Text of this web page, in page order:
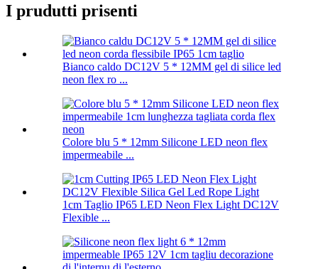
I prudutti prisenti
Bianco caldo DC12V 5 * 12MM gel di silice led
neon flex ro ...
Colore blu 5 * 12mm Silicone LED neon flex
impermeabile ...
1cm Taglio IP65 LED Neon Flex Light DC12V
Flexible ...